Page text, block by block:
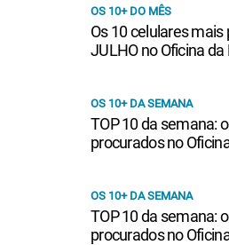
OS 10+ DO MÊS
Os 10 celulares
JULHO no Oficina da
OS 10+ DA SEMANA
TOP 10 da semana:
procurados no
OS 10+ DA SEMANA
TOP 10 da semana:
procurados no